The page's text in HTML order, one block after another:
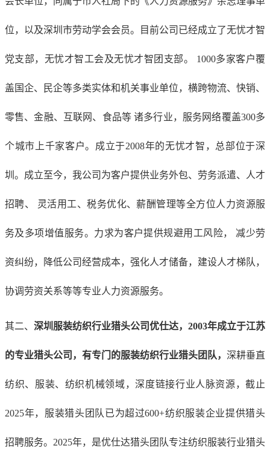
位，以及深圳市劳动学会会员。目前公司已经成立了无忧才智
党支部，无忧才智工会及无忧才智团支部。 1000多家客户覆
盖国企、民企等多类实体和机关事业单位，横跨物流、快销、
零售、金融、互联网、食品等 诸多行业，服务网络覆盖300多
个城市上千家客户。成立于2008年的无忧才智，总部位于深
圳。成立至今，我公司为客户提供业务外包、劳务派遣、人才
招聘、 灵活用工、税务优化、薪酬管理等全方位人力资源服
务及多项增值服务。力求为客户提供规避用工风险， 减少劳
资纠纷，降低公司经营成本，强化人才储备，建设人才梯队，
协调劳资关系等等专业人力资源服务。
其二、 深圳服装纺织行业猎头公司优仕达， 2003年成立于江苏
的专业猎头公司 ， 有专门的服装纺织行业猎头团队， 深耕垂直
纺织、服装、纺织机械领域，深度链接行业人脉资源，截止
2025年，服装猎头团队 已为超过600+纺织服装企业提供猎头
招聘服务。 2025年， 是优仕达猎头团队专注纺织服装行业猎头